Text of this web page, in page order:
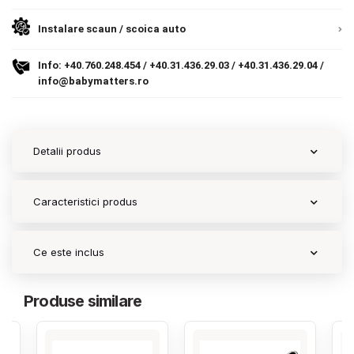
Contact
Copyright 2026 BabyMatters
Instalare scaun / scoica auto
Info: +40.760.248.454 / +40.31.436.29.03 / +40.31.436.29.04 /
info@babymatters.ro
Detalii produs
Caracteristici produs
Ce este inclus
Produse similare